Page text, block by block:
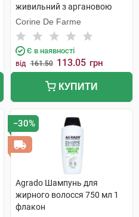
живильний з аргановою
олією 750 мл 1 флакон
Corine De Farme
Є в наявності
від 161.50 113.05 грн
КУПИТИ
−30%
Agrado Шампунь для
жирного волосся 750 мл 1
флакон